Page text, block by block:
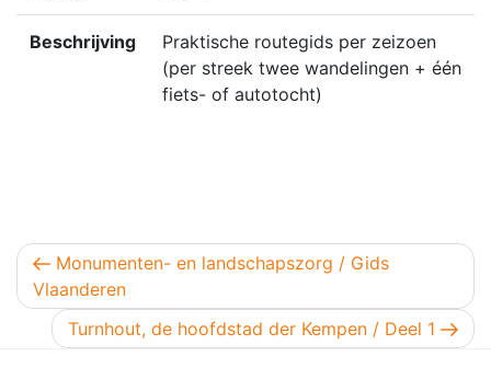
Beschrijving
Praktische routegids per zeizoen
(per streek twee wandelingen + één
fiets- of autotocht)
Berichtnavigatie
Vorig bericht
Monumenten- en landschapszorg / Gids
Vlaanderen
Volgend bericht
Turnhout, de hoofdstad der Kempen / Deel 1